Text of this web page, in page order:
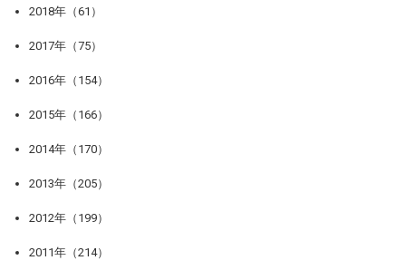
2018年（61）
2017年（75）
2016年（154）
2015年（166）
2014年（170）
2013年（205）
2012年（199）
2011年（214）